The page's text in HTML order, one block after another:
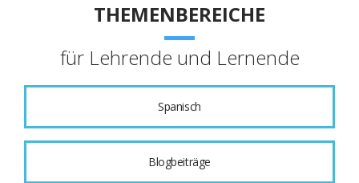
THEMENBEREICHE
für Lehrende und Lernende
Spanisch
Blogbeiträge